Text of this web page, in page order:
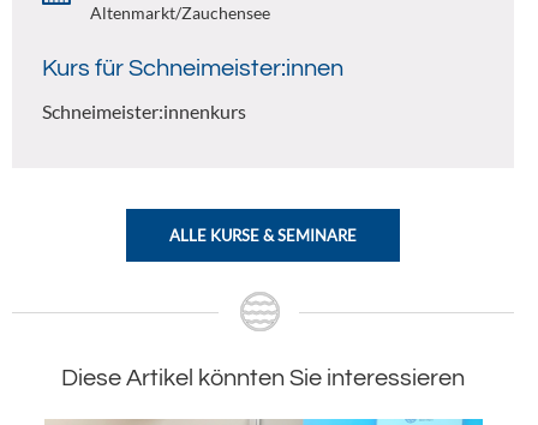
Altenmarkt/Zauchensee
Kurs für Schneimeister:innen
Schneimeister:innenkurs
ALLE KURSE & SEMINARE
Diese Artikel könnten Sie interessieren